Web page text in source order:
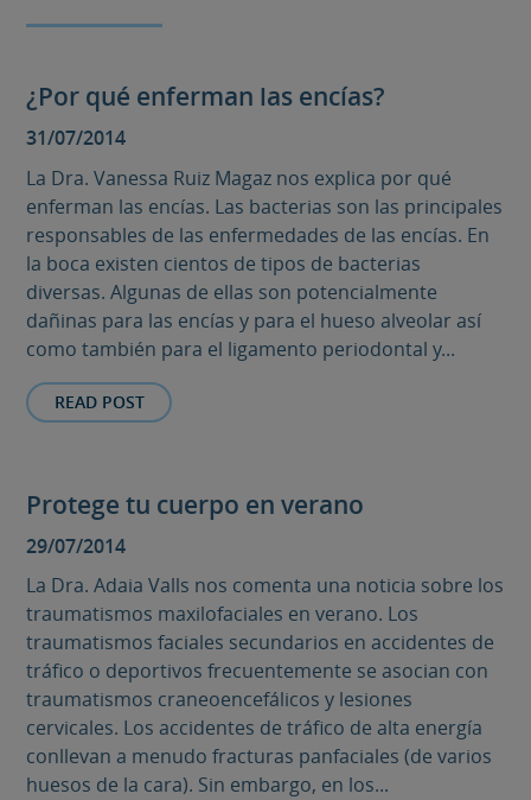
¿Por qué enferman las encías?
31/07/2014
La Dra. Vanessa Ruiz Magaz nos explica por qué
enferman las encías. Las bacterias son las principales
responsables de las enfermedades de las encías. En
la boca existen cientos de tipos de bacterias
diversas. Algunas de ellas son potencialmente
dañinas para las encías y para el hueso alveolar así
como también para el ligamento periodontal y...
READ POST
Protege tu cuerpo en verano
29/07/2014
La Dra. Adaia Valls nos comenta una noticia sobre los
traumatismos maxilofaciales en verano. Los
traumatismos faciales secundarios en accidentes de
tráfico o deportivos frecuentemente se asocian con
traumatismos craneoencefálicos y lesiones
cervicales. Los accidentes de tráfico de alta energía
conllevan a menudo fracturas panfaciales (de varios
huesos de la cara). Sin embargo, en los...